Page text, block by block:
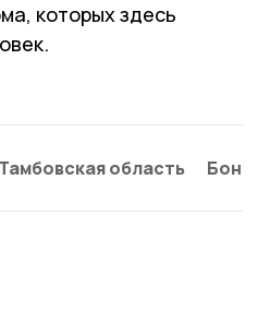
которых здесь
Тамбовская область